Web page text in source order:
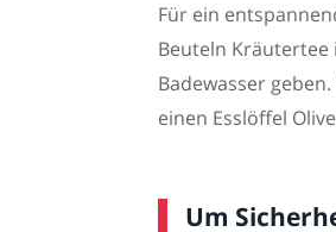
Für ein
Beuteln Kräutertee
Badewasser
einen Esslöffel
Um